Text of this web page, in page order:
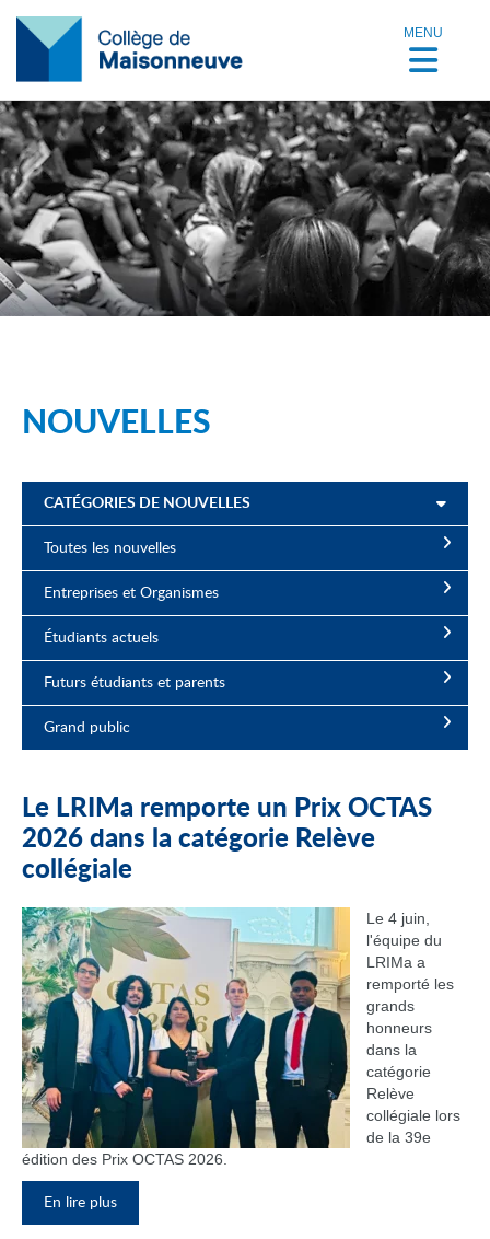
MENU
NOUVELLES
CATÉGORIES DE NOUVELLES
Toutes les nouvelles
Entreprises et Organismes
Étudiants actuels
Futurs étudiants et parents
Grand public
Le LRIMa remporte un Prix OCTAS
2026 dans la catégorie Relève
collégiale
Le 4 juin,
l'équipe du
LRIMa a
remporté les
grands
honneurs
dans la
catégorie
Relève
collégiale lors
de la 39e
édition des Prix OCTAS 2026.
En lire plus